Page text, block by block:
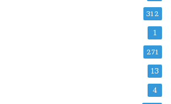
312
1
271
13
4